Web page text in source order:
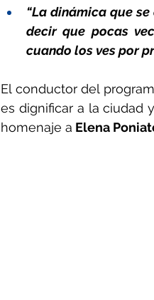
“La dinámica que
decir que pocas
cuando los ves por
El conductor del
es dignificar a la ciudad
homenaje a Elena